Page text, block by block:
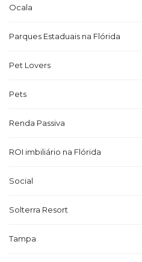
Ocala
Parques Estaduais na Flórida
Pet Lovers
Pets
Renda Passiva
ROI imbiliário na Flórida
Social
Solterra Resort
Tampa